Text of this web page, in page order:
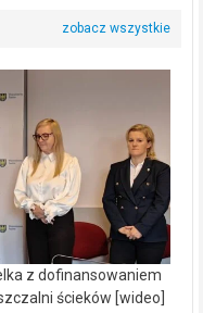
z dofinansowaniem
ścieków [wideo]